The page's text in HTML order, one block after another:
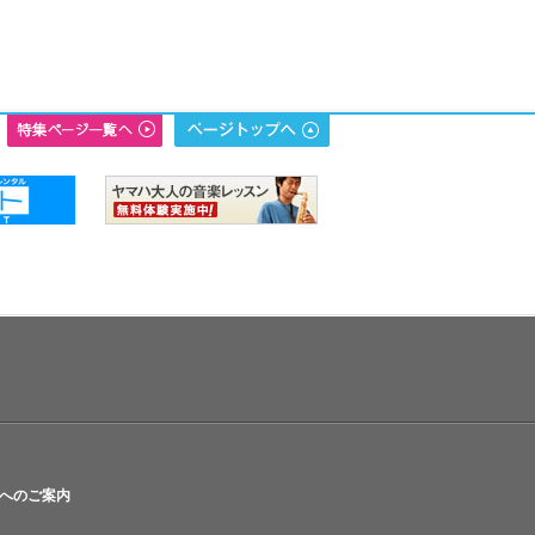
のご案内